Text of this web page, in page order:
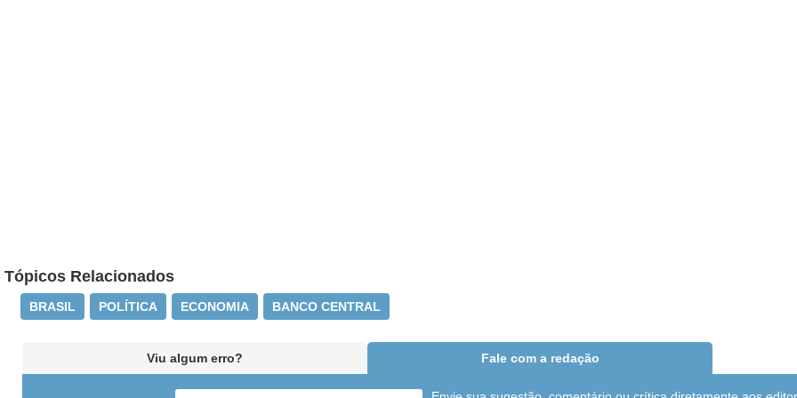
Tópicos Relacionados
BRASIL POLÍTICA ECONOMIA BANCO CENTRAL
Viu algum erro? Fale com a redação